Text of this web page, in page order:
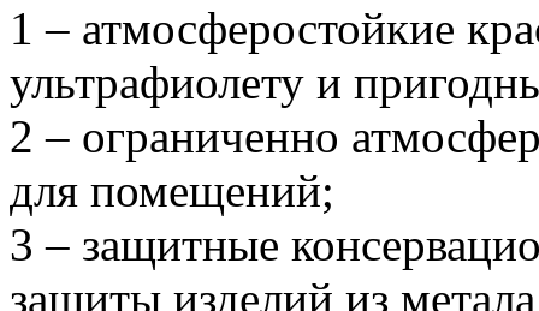
1 – атмосферостойкие
ультрафиолету и
2 – ограниченно
для помещений;
3 – защитные
защиты изделий из